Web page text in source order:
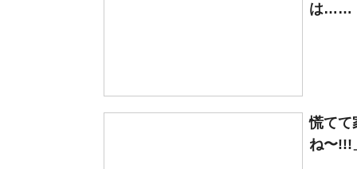
は……
慌て
ね〜!!!